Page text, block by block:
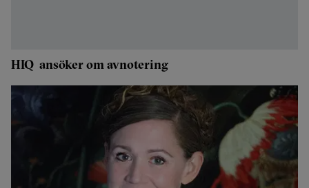
HIQ ansöker om avnotering